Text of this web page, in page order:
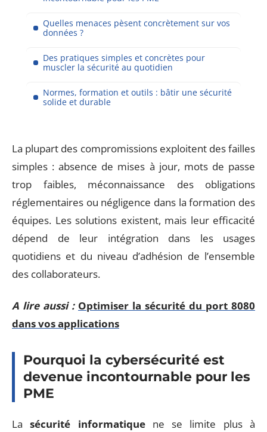
Quelles menaces pèsent concrètement sur vos
données ?
Des pratiques simples et concrètes pour
muscler la sécurité au quotidien
Normes, formation et outils : bâtir une sécurité
solide et durable
La plupart des compromissions exploitent des failles
simples : absence de mises à jour, mots de passe
trop faibles, méconnaissance des obligations
réglementaires ou négligence dans la formation des
équipes. Les solutions existent, mais leur efficacité
dépend de leur intégration dans les usages
quotidiens et du niveau d’adhésion de l’ensemble
des collaborateurs.
A lire aussi : Optimiser la sécurité du port 8080
dans vos applications
Pourquoi la cybersécurité est
devenue incontournable pour les
PME
Lasécurité informatiquene se limite plus à